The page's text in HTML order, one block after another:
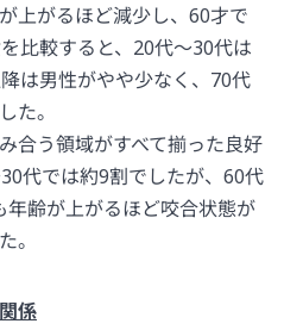
上がるほど減少し、60才で
比較すると、20代～30代は
は男性がやや少なく、70代
た。
合う領域がすべて揃った良好
代では約9割でしたが、60代
齢が上がるほど咬合状態が
。
係